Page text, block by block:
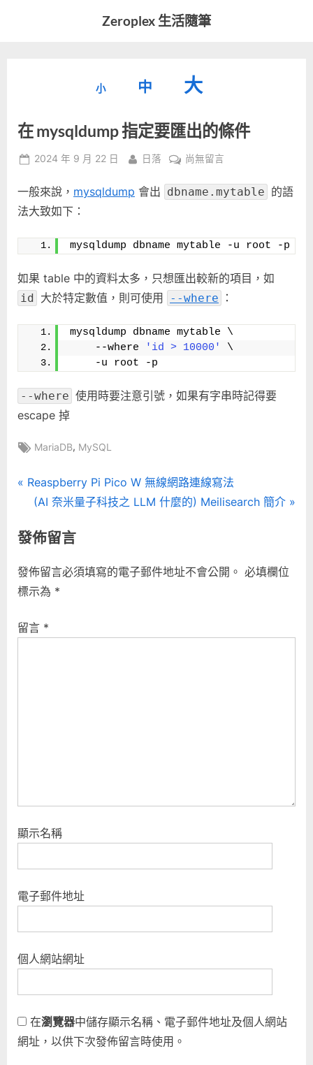
Zeroplex 生活隨筆
發
活
事
小
型
小。
中
重
字
型
大
大
大
字
型
小。
在 mysqldump 指定要匯出的條件
Posted
2024 年 9 月 22 日 By
日落
在
mysqldump
要
匯
出
的
條
中
尚無留言
一般來說， mysqldump 會出 dbname.mytable 的語
法大致如下：
mysqldump dbname mytable -u root -p
如果 table 中的資料太多，只想匯出較新的項目，如
id 大於特定數值，則可使用 --where ：
mysqldump dbname mytable \
    --where
'id > 10000'
\
    -u root -p
--where 使用時要注意引號，如果有字串時記得要
escape 掉
Tags:
MariaDB, MySQL
文
導
覽
P
v
o
u
P
Reaspberry Pi Pico W 無線網路連線寫法
N
x
P
o
t
(AI 奈米量子科技之 LLM 什麼的) Meilisearch 簡介
發佈留言
發佈留言必須填寫的電子郵件地址不會公開。 必填欄位
標示為 *
留言 *
顯示名稱
電子郵件地址
個人網站網址
在瀏覽器中儲存顯示名稱、電子郵件地址及個人網站
網址，以供下次發佈留言時使用。